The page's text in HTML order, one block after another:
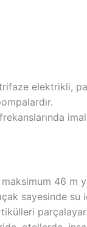
elektrikli,
46 m
sayesinde